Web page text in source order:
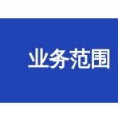
业务范围